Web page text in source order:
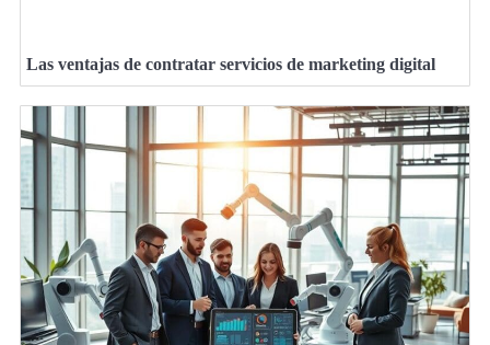
Las ventajas de contratar servicios de marketing digital